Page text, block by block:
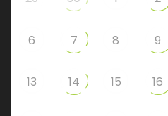
6 7 8 9
13 14 15 16